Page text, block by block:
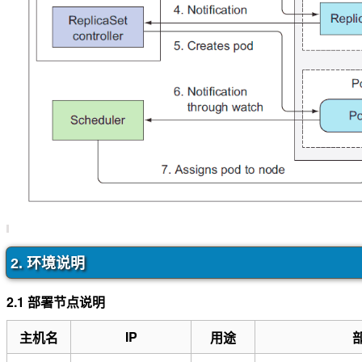
2. 环境说明
2.1 部署节点说明
主机名
IP 用途